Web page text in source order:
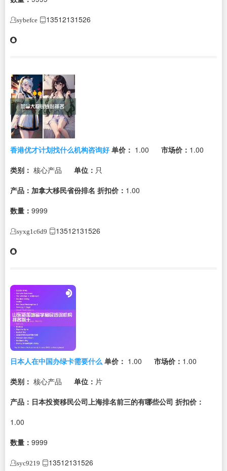
sybefce 13512131526
香港优才计划找什么机构咨询好 单价： 1.00 市场价： 1.00
类别： 核心产品 单位： 只
产品：加拿大移民省份排名 折扣价： 1.00
数量： 9999
syxg1c6d9 13512131526
日本人在中国办绿卡需要什么 单价： 1.00 市场价： 1.00
类别： 核心产品 单位： 片
产品：日本投资移民公司上海排名前三的有哪些公司 折扣价：
1.00
数量： 9999
syc9219 13512131526